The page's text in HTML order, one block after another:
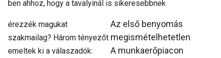
ben ahhoz, hogy a tavalyinál is sikeresebbnek
Az első benyomás
megismételhetetlen
A munkaerőpiacon
érezzék magukat
szakmailag? Három tényezőt
emeltek ki a válaszadók: